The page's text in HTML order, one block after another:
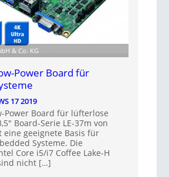
& Co. KG
Power Board für
17 2019
Power Board für lüfterlose
Board-Serie LE-37m von
eine geeignete Basis für
Systeme. Die
Core i5/i7 Coffee Lake-H
nicht […]